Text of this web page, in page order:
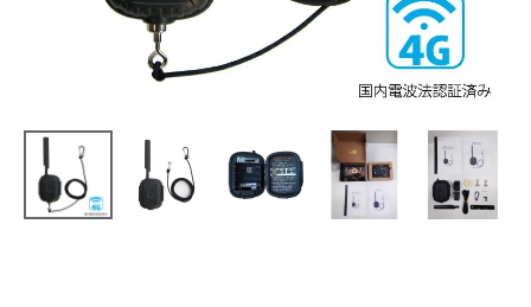
（SDカード録画）
ICT・IoT機器
（捕獲通
知・遠隔監視）
金網柵
ュ柵等）
箱わな
（イノシシ・シ
シカ等）
苗木食害防止材
忌避用品